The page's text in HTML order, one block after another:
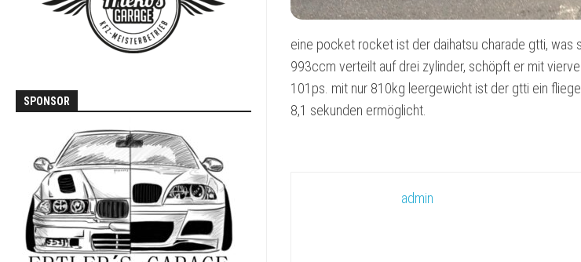
T3
VOLVO
740
eine pocket rocket ist der daihatsu charade gtti, was
993ccm verteilt auf drei zylinder, schöpft er mit
101ps. mit nur 810kg leergewicht ist der gtti ein
8,1 sekunden ermöglicht.
admin
SPONSOR